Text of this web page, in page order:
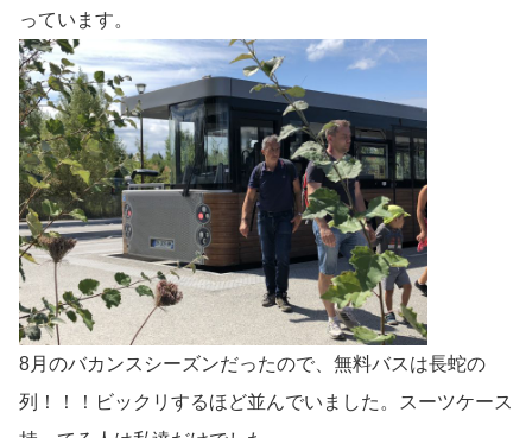
っています。
8月のバカンスシーズンだったので、無料バスは長蛇の
列！！！ビックリするほど並んでいました。スーツケース